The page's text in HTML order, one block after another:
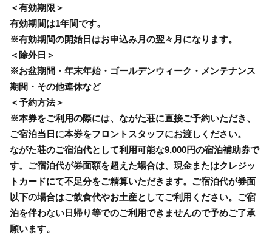
＜有効期限＞
有効期間は1年間です。
※有効期間の開始日はお申込み月の翌々月になります。
＜除外日＞
※お盆期間・年末年始・ゴールデンウィーク・メンテナンス
期間・その他連休など
＜予約方法＞
※本券をご利用の際には、ながた荘に直接ご予約いただき、
ご宿泊当日に本券をフロントスタッフにお渡しください。
ながた荘のご宿泊代として利用可能な9,000円の宿泊補助券で
す。ご宿泊代が券面額を超えた場合は、現金またはクレジッ
トカードにて不足分をご精算いただきます。ご宿泊代が券面
以下の場合はご飲食代やお土産としてご利用ください。ご宿
泊を伴わない日帰り等でのご利用できませんので予めご了承
願います。